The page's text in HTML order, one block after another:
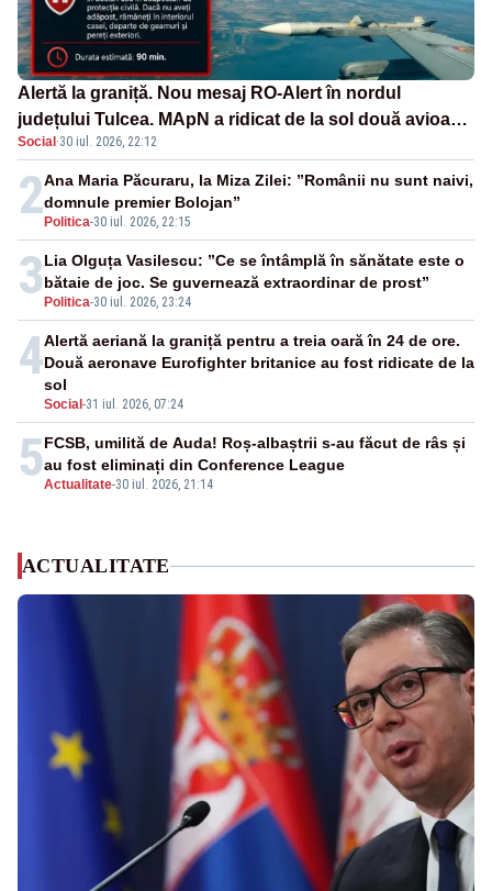
Alertă la graniță. Nou mesaj RO-Alert în nordul
județului Tulcea. MApN a ridicat de la sol două avioane
F-16
Social ·30 iul. 2026, 22:12
2 Politica-30 iul. 2026, 22:15
Ana Maria Păcuraru, la Miza Zilei: ”Românii nu sunt naivi,
domnule premier Bolojan”
3 Politica-30 iul. 2026, 23:24
Lia Olguța Vasilescu: ”Ce se întâmplă în sănătate este o
bătaie de joc. Se guvernează extraordinar de prost”
4
Social -31 iul. 2026, 07:24
Alertă aeriană la graniță pentru a treia oară în 24 de ore.
Două aeronave Eurofighter britanice au fost ridicate de la
sol
5Actualitate-30 iul. 2026, 21:14
FCSB, umilită de Auda! Roș-albaștrii s-au făcut de râs și
au fost eliminați din Conference League
ACTUALITATE